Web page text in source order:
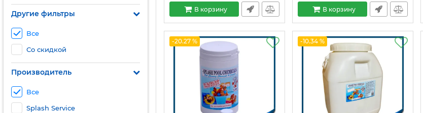
Другие фильтры
Все
Со скидкой
Производитель
Все
Splash Service
В корзину
Артикул:
В корзину
-20.27 % -10.34 %